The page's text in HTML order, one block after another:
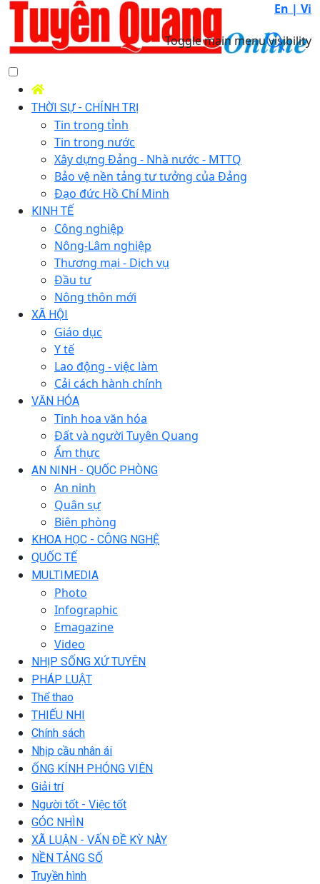
En | Vi
Toggle main menu visibility
THỜI SỰ - CHÍNH TRỊ
Tin trong tỉnh
Tin trong nước
Xây dựng Đảng - Nhà nước - MTTQ
Bảo vệ nền tảng tư tưởng của Đảng
Đạo đức Hồ Chí Minh
KINH TẾ
Công nghiệp
Nông-Lâm nghiệp
Thương mại - Dịch vụ
Đầu tư
Nông thôn mới
XÃ HỘI
Giáo dục
Y tế
Lao động - việc làm
Cải cách hành chính
VĂN HÓA
Tinh hoa văn hóa
Đất và người Tuyên Quang
Ẩm thực
AN NINH - QUỐC PHÒNG
An ninh
Quân sự
Biên phòng
KHOA HỌC - CÔNG NGHỆ
QUỐC TẾ
MULTIMEDIA
Photo
Infographic
Emagazine
Video
NHỊP SỐNG XỨ TUYÊN
PHÁP LUẬT
Thể thao
THIẾU NHI
Chính sách
Nhịp cầu nhân ái
ỐNG KÍNH PHÓNG VIÊN
Giải trí
Người tốt - Việc tốt
GÓC NHÌN
XÃ LUẬN - VẤN ĐỀ KỲ NÀY
NỀN TẢNG SỐ
Truyền hình